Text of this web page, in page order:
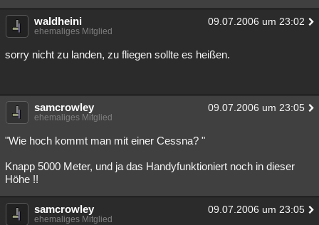
waldheini 09.07.2006 um 23:02
ehemaliges Mitglied
sorry nicht zu landen, zu fliegen sollte es heißen.
samcrowley 09.07.2006 um 23:05
ehemaliges Mitglied
"Wie hoch kommt man mit einer Cessna? "
Knapp 5000 Meter, und ja das Handyfunktioniert noch in dieser
Höhe !!
samcrowley 09.07.2006 um 23:05
ehemaliges Mitglied